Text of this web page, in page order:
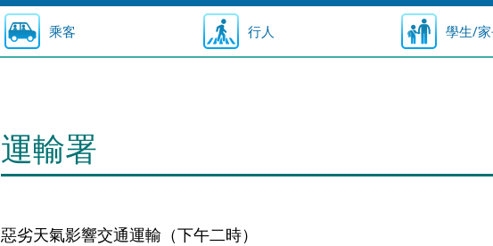
乘客 行人 學生/
運輸署
惡劣天氣影響交通運輸（下午二時）